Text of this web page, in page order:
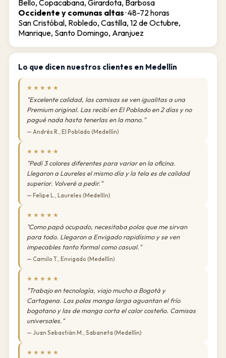
Bello, Copacabana, Girardota, Barbosa
Occidente y comunas altas·48-72 horas
San Cristóbal, Robledo, Castilla, 12 de Octubre,
Manrique, Santo Domingo, Aranjuez
Lo que dicen nuestros clientes en Medellín
★★★★★
"Excelente calidad, las camisas se ven igualitas a una
Premium original. Las recibí en El Poblado en 2 días y no
pagué nada hasta tenerlas en la mano."
— Andrés R., El Poblado (Medellín)
★★★★★
"Pedí 3 colores diferentes para variar en la oficina.
Llegaron a Laureles el mismo día y la tela es de calidad
superior. Volveré a pedir."
— Felipe L., Laureles (Medellín)
★★★★★
"Como papá ocupado, necesitaba polos que me sirvan
para todo. Llegaron a Envigado rapidísimo y se ven
impecables tanto formal como casual."
— Camilo T., Envigado (Medellín)
★★★★★
"Trabajo en tecnología, viajo mucho a Bogotá y
Cartagena. Las polos manga larga aguantan el frío
bogotano y las de manga corta el calor costeño. Camisas
universales."
— Juan Sebastián M., Sabaneta (Medellín)
★★★★★